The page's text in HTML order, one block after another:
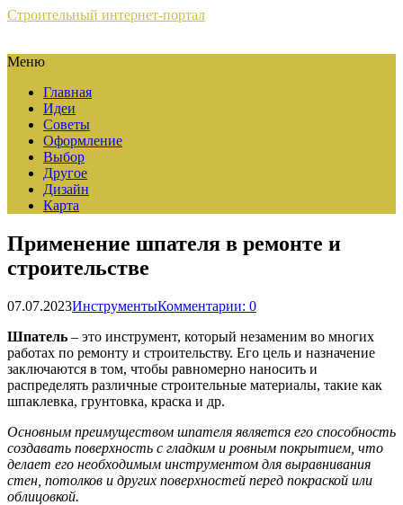
Строительный интернет-портал
Меню
Главная
Идеи
Советы
Оформление
Выбор
Другое
Дизайн
Карта
Применение шпателя в ремонте и
строительстве
07.07.2023ИнструментыКомментарии: 0
Шпатель – это инструмент, который незаменим во многих
работах по ремонту и строительству. Его цель и назначение
заключаются в том, чтобы равномерно наносить и
распределять различные строительные материалы, такие как
шпаклевка, грунтовка, краска и др.
Основным преимуществом шпателя является его способность
создавать поверхность с гладким и ровным покрытием, что
делает его необходимым инструментом для выравнивания
стен, потолков и других поверхностей перед покраской или
облицовкой.